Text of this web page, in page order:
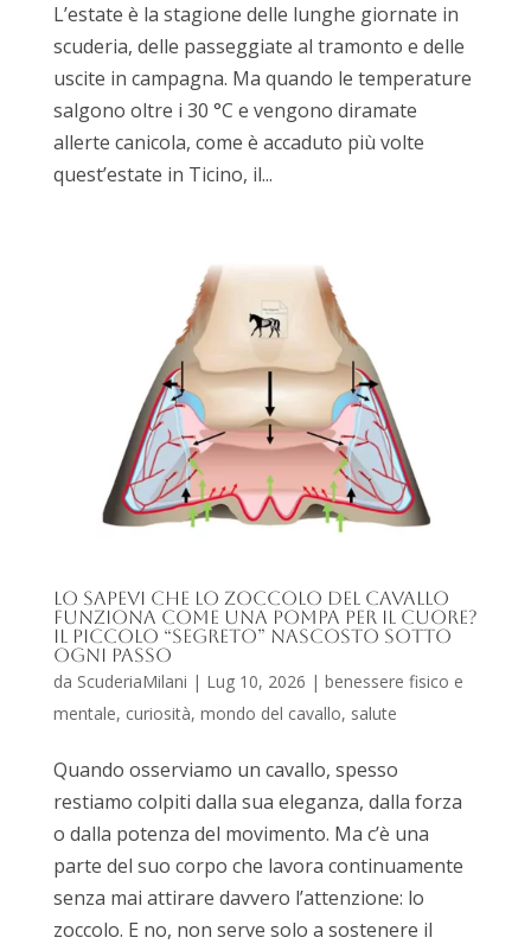
L’estate è la stagione delle lunghe giornate in
scuderia, delle passeggiate al tramonto e delle
uscite in campagna. Ma quando le temperature
salgono oltre i 30 °C e vengono diramate
allerte canicola, come è accaduto più volte
quest’estate in Ticino, il...
Lo sapevi che lo zoccolo del cavallo
funziona come una pompa per il cuore?
Il piccolo “segreto” nascosto sotto
ogni passo
da ScuderiaMilani | Lug 10, 2026 | benessere fisico e
mentale, curiosità, mondo del cavallo, salute
Quando osserviamo un cavallo, spesso
restiamo colpiti dalla sua eleganza, dalla forza
o dalla potenza del movimento. Ma c’è una
parte del suo corpo che lavora continuamente
senza mai attirare davvero l’attenzione: lo
zoccolo. E no, non serve solo a sostenere il